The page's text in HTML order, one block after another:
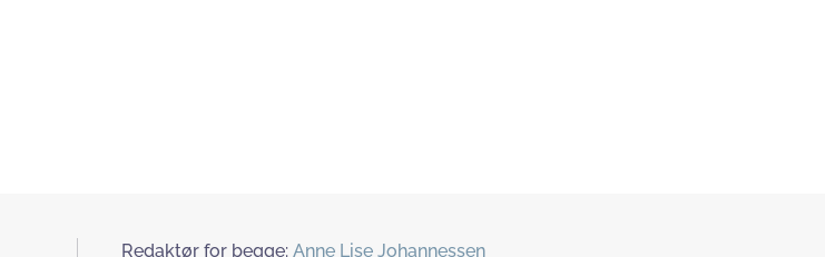
Redaktør for begge: Anne Lise Johannessen